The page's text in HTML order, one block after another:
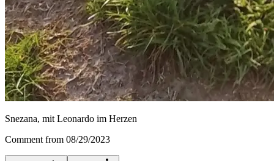
Snezana, mit Leonardo im Herzen
Comment from 08/29/2023